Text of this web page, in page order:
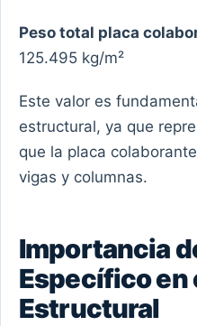
Peso total placa
125.495 kg/m²
Este valor es
estructural, ya que
que la placa
vigas y columnas.
Importancia
Específico en
Estructural